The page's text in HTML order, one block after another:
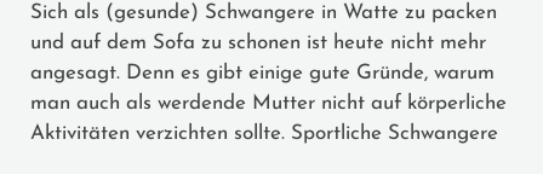
Sich als (gesunde) Schwangere in Watte zu packen
und auf dem Sofa zu schonen ist heute nicht mehr
angesagt. Denn es gibt einige gute Gründe, warum
man auch als werdende Mutter nicht auf körperliche
Aktivitäten verzichten sollte. Sportliche Schwangere